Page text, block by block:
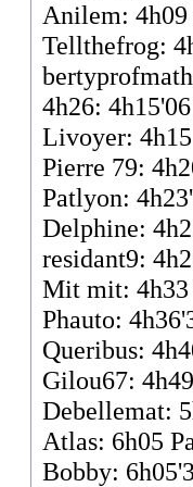
Anilem: 4h09
Tellthefrog:
4h26:
Livoyer:
Pierre 79:
Patlyon:
Delphine:
residant9:
Mit mit: 4h33
Phauto:
Queribus:
Gilou67:
Debellemat:
Atlas: 6h05
Bobby: